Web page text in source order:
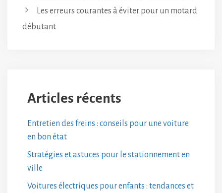
Les erreurs courantes à éviter pour un motard
débutant
Articles récents
Entretien des freins : conseils pour une voiture
en bon état
Stratégies et astuces pour le stationnement en
ville
Voitures électriques pour enfants : tendances et